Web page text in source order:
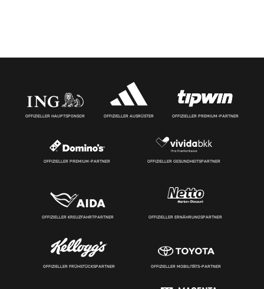
OFFIZIELLER HAUPTSPONSOR OFFIZIELLER AUSRÜSTER OFFIZIELLER PREMIUM-PARTNER
OFFIZIELLER PREMIUM-PARTNER OFFIZIELLER GESUNDHEITSPARTNER
OFFIZIELLER KREUZFAHRTPARTNER OFFIZIELLER ERNÄHRUNGSPARTNER
OFFIZIELLER FRÜHSTÜCKSPARTNER OFFIZIELLER MOBILITÄTS-PARTNER